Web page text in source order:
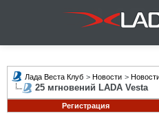
Лада Веста Клуб > Новости >
25 мгновений LADA Vesta
Регистрация